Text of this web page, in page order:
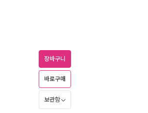
장바구니
바로구매
보관함